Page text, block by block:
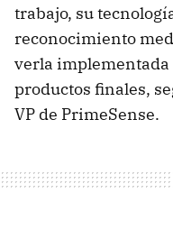
trabajo, su
reconocimiento
verla
productos finales,
VP de PrimeSense.